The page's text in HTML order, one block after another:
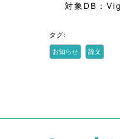
対象DB：
タグ:
お知らせ
論文